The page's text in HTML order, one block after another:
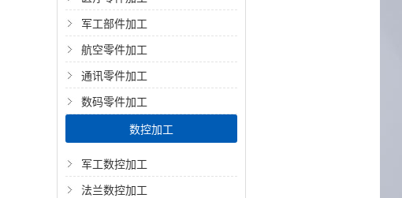
军工部件加工
航空零件加工
通讯零件加工
数码零件加工
数控加工
军工数控加工
法兰数控加工